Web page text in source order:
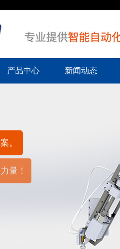
产品中心 新闻动态
。
量！